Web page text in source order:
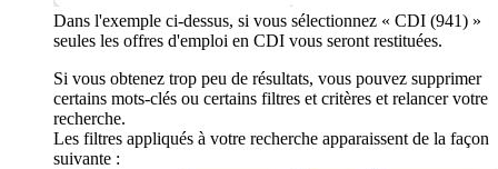
Dans l'exemple ci-dessus, si vous sélectionnez « CDI (941) »
seules les offres d'emploi en CDI vous seront restituées.
Si vous obtenez trop peu de résultats, vous pouvez supprimer
certains mots-clés ou certains filtres et critères et relancer votre
recherche.
Les filtres appliqués à votre recherche apparaissent de la façon
suivante :